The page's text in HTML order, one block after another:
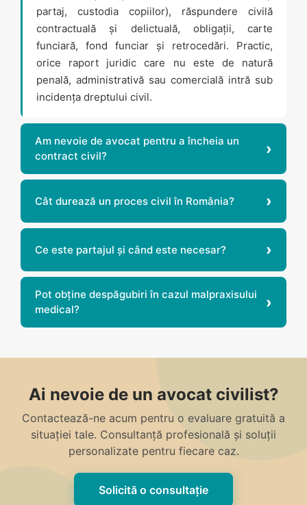
partaj, custodia copiilor), răspundere civilă
contractuală și delictuală, obligații, carte
funciară, fond funciar și retrocedări. Practic,
orice raport juridic care nu este de natură
penală, administrativă sau comercială intră sub
incidența dreptului civil.
Am nevoie de avocat pentru a încheia un
contract civil?
Cât durează un proces civil în România?
Ce este partajul și când este necesar?
Pot obține despăgubiri în cazul malpraxisului
medical?
Ai nevoie de un avocat civilist?
Contactează-ne acum pentru o evaluare gratuită a
situației tale. Consultanță profesională și soluții
personalizate pentru fiecare caz.
Solicită o consultație